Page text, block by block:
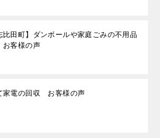
比田町】ダンボールや家庭ごみの不用品
客様の声
家電の回収 お客様の声